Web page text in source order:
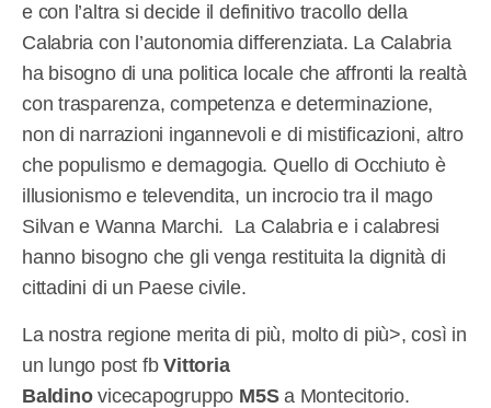
e con l’altra si decide il definitivo tracollo della
Calabria con l’autonomia differenziata. La Calabria
ha bisogno di una politica locale che affronti la realtà
con trasparenza, competenza e determinazione,
non di narrazioni ingannevoli e di mistificazioni, altro
che populismo e demagogia. Quello di Occhiuto è
illusionismo e televendita, un incrocio tra il mago
Silvan e Wanna Marchi. La Calabria e i calabresi
hanno bisogno che gli venga restituita la dignità di
cittadini di un Paese civile.
La nostra regione merita di più, molto di più>, così in
un lungo post fbVittoria
Baldinovicecapogruppo M5Sa Montecitorio.